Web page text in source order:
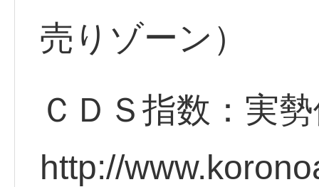
売りゾーン）
ＣＤＳ指数：実
http://